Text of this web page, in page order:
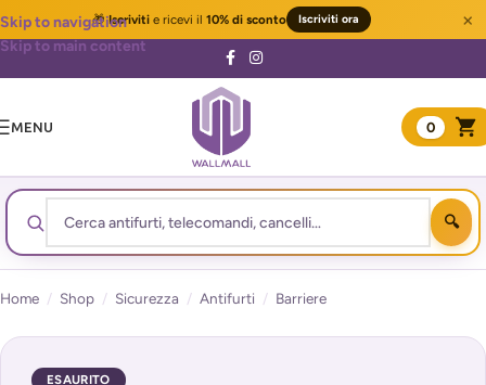
🎁Iscrivitie ricevi il 10% di sconto Iscriviti ora ×
Skip to navigation
Skip to main content
MENU 0
Home / Shop / Sicurezza / Antifurti / Barriere
ESAURITO